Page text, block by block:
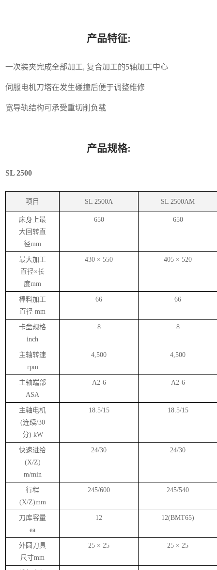
产品特征:
一次装夹完成全部加工, 复合加工的5轴加工中心
伺服电机刀塔在发生碰撞后便于调整维修
宽导轨结构可承受重切削负载
产品规格:
SL 2500
项目 SL 2500A SL 2500AM
床身上最
大回转直
径mm
650 650
最大加工
直径×长
度mm
430 × 550 405 × 520
棒料加工
直径 mm
66 66
卡盘规格
inch
8 8
主轴转速
rpm
4,500 4,500
主轴端部
ASA
A2-6 A2-6
主轴电机
(连续/30
分) kW
18.5/15 18.5/15
快速进给
(X/Z)
m/min
24/30 24/30
行程
(X/Z)mm
245/600 245/540
刀库容量
ea
12 12(BMT65)
外圆刀具
尺寸mm
25 × 25 25 × 25